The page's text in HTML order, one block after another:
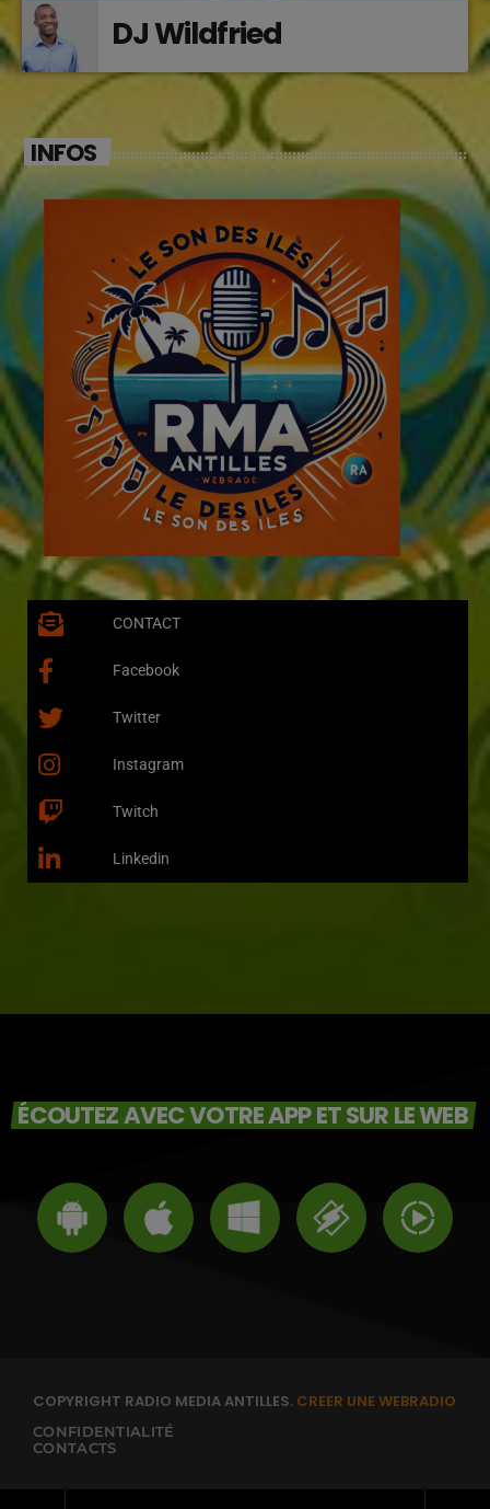
DJ Wildfried
INFOS
CONTACT
Facebook
Twitter
Instagram
Twitch
Linkedin
ÉCOUTEZ AVEC VOTRE APP ET SUR LE WEB
COPYRIGHT RADIO MEDIA ANTILLES. CREER UNE WEBRADIO
CONFIDENTIALITÉ
CONTACTS